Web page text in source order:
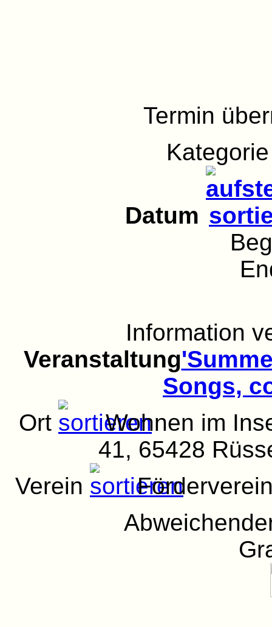
Termin
Datum
Information
Veranstaltung
Songs,
Ort
Wohnen im
41, 65428
Verein